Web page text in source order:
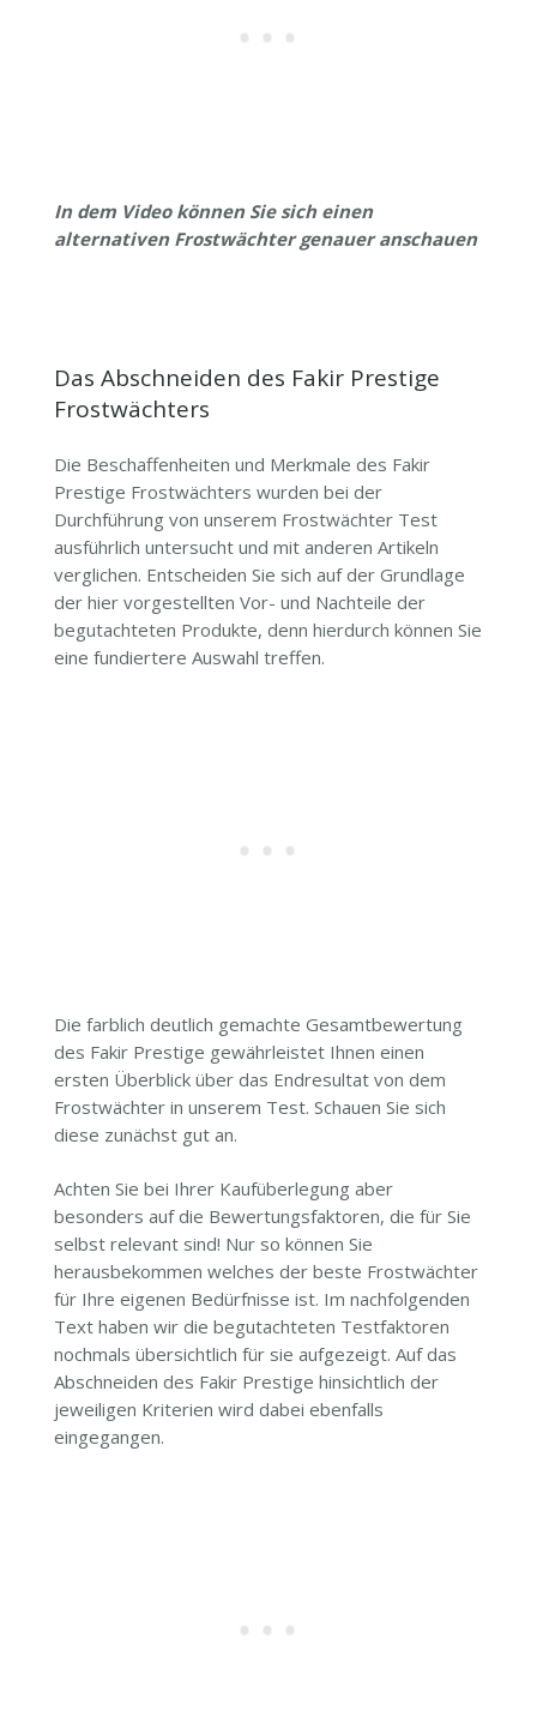
In dem Video können Sie sich einen
alternativen Frostwächter genauer anschauen
Das Abschneiden des Fakir Prestige
Frostwächters
Die Beschaffenheiten und Merkmale des Fakir
Prestige Frostwächters wurden bei der
Durchführung von unserem Frostwächter Test
ausführlich untersucht und mit anderen Artikeln
verglichen. Entscheiden Sie sich auf der Grundlage
der hier vorgestellten Vor- und Nachteile der
begutachteten Produkte, denn hierdurch können Sie
eine fundiertere Auswahl treffen.
Die farblich deutlich gemachte Gesamtbewertung
des Fakir Prestige gewährleistet Ihnen einen
ersten Überblick über das Endresultat von dem
Frostwächter in unserem Test. Schauen Sie sich
diese zunächst gut an.
Achten Sie bei Ihrer Kaufüberlegung aber
besonders auf die Bewertungsfaktoren, die für Sie
selbst relevant sind! Nur so können Sie
herausbekommen welches der beste Frostwächter
für Ihre eigenen Bedürfnisse ist. Im nachfolgenden
Text haben wir die begutachteten Testfaktoren
nochmals übersichtlich für sie aufgezeigt. Auf das
Abschneiden des Fakir Prestige hinsichtlich der
jeweiligen Kriterien wird dabei ebenfalls
eingegangen.